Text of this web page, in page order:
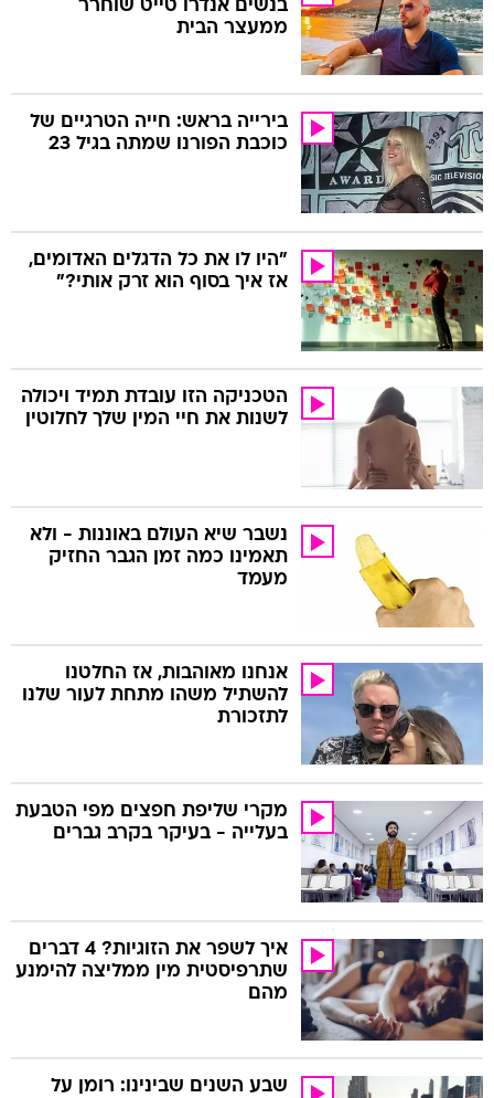
בנשים אנדרו טייט שוחרר
ממעצר הבית
בירייה בראש: חייה הטרגיים של
כוכבת הפורנו שמתה בגיל 23
"היו לו את כל הדגלים האדומים,
אז איך בסוף הוא זרק אותי?"
הטכניקה הזו עובדת תמיד ויכולה
לשנות את חיי המין שלך לחלוטין
נשבר שיא העולם באוננות - ולא
תאמינו כמה זמן הגבר החזיק
מעמד
אנחנו מאוהבות, אז החלטנו
להשתיל משהו מתחת לעור שלנו
לתזכורת
מקרי שליפת חפצים מפי הטבעת
בעלייה - בעיקר בקרב גברים
איך לשפר את הזוגיות? 4 דברים
שתרפיסטית מין ממליצה להימנע
מהם
שבע השנים שבינינו: רומן על